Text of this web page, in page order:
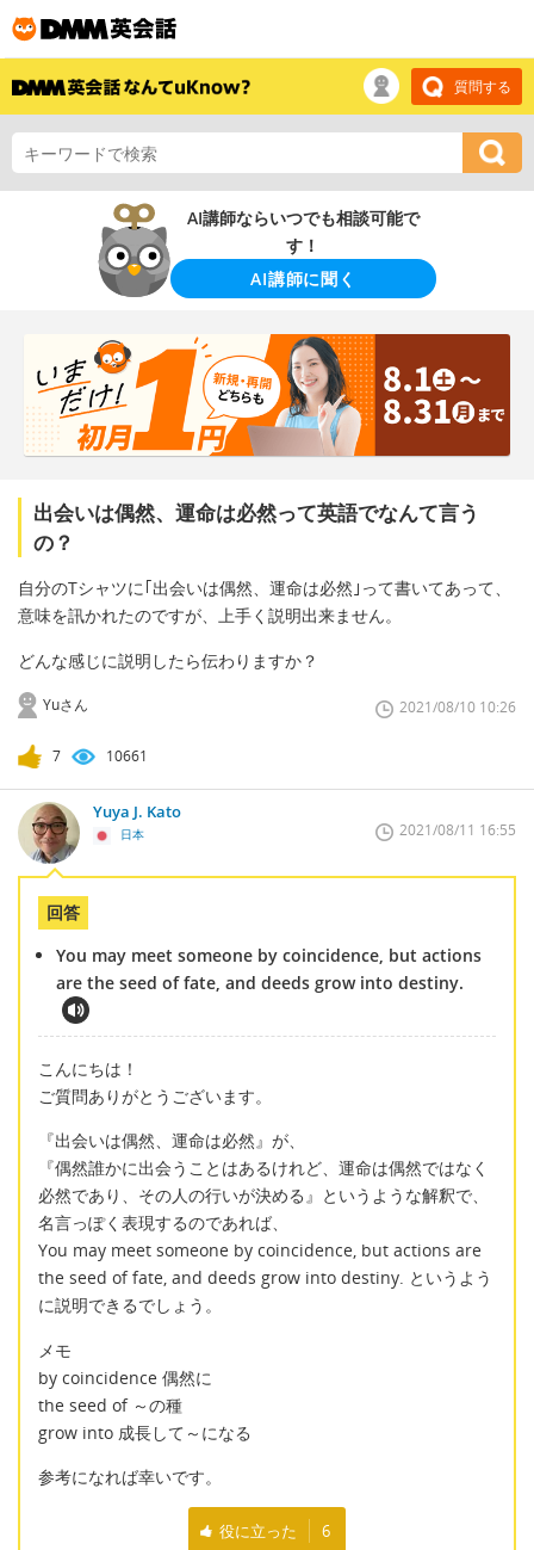
質問する
AI講師ならいつでも相談可能で
す！
AI講師に聞く
出会いは偶然、運命は必然って英語でなんて言う
の？
自分のTシャツに｢出会いは偶然、運命は必然｣って書いてあって、
意味を訊かれたのですが、上手く説明出来ません。
どんな感じに説明したら伝わりますか？
Yuさん 2021/08/10 10:26
7 10661
Yuya J. Kato
日本 2021/08/11 16:55
回答
You may meet someone by coincidence, but actions
are the seed of fate, and deeds grow into destiny.
こんにちは！
ご質問ありがとうございます。
『出会いは偶然、運命は必然』が、
『偶然誰かに出会うことはあるけれど、運命は偶然ではなく
必然であり、その人の行いが決める』というような解釈で、
名言っぽく表現するのであれば、
You may meet someone by coincidence, but actions are
the seed of fate, and deeds grow into destiny. というよう
に説明できるでしょう。
メモ
by coincidence 偶然に
the seed of ～の種
grow into 成長して～になる
参考になれば幸いです。
役に立った 6